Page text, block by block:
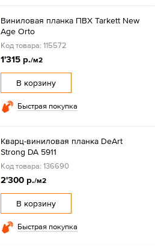
Виниловая планка ПВХ Tarkett New
Age Orto
Код товара: 115572
1'315 р./м2
В корзину
Быстрая покупка
Кварц-виниловая планка DeArt
Strong DA 5911
Код товара: 136690
2'300 р./м2
В корзину
Быстрая покупка